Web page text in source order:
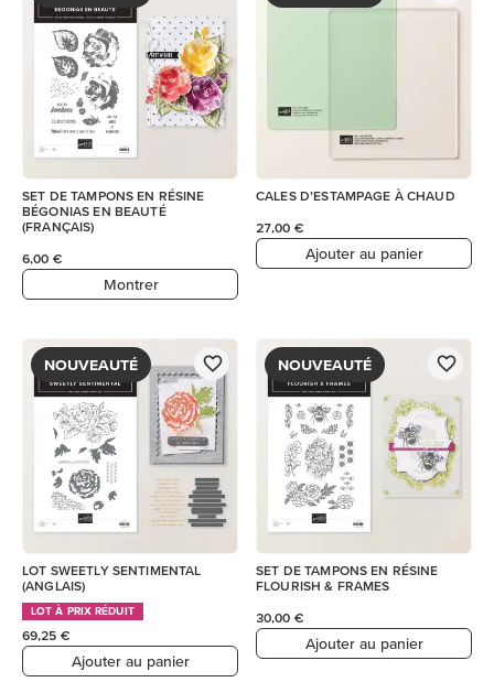
SET DE TAMPONS EN RÉSINE
BÉGONIAS EN BEAUTÉ
(FRANÇAIS)
6,00 €
Montrer
CALES D’ESTAMPAGE À CHAUD
27,00 €
Ajouter au panier
NOUVEAUTÉ
LOT SWEETLY SENTIMENTAL
(ANGLAIS)
LOT À PRIX RÉDUIT
69,25 €
Ajouter au panier
NOUVEAUTÉ
SET DE TAMPONS EN RÉSINE
FLOURISH & FRAMES
30,00 €
Ajouter au panier